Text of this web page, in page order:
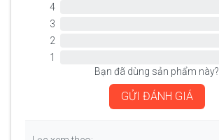
4
3
2
1
Bạn đã dùng sản phẩm này?
GỬI ĐÁNH GIÁ